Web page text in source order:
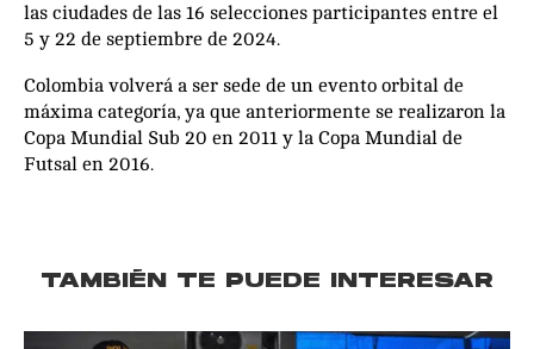
las ciudades de las 16 selecciones participantes entre el
5 y 22 de septiembre de 2024.
Colombia volverá a ser sede de un evento orbital de
máxima categoría, ya que anteriormente se realizaron la
Copa Mundial Sub 20 en 2011 y la Copa Mundial de
Futsal en 2016.
TAMBIÉN TE PUEDE INTERESAR